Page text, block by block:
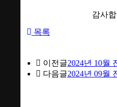
감사
목록
이전글2024년 10월
다음글2024년 09월